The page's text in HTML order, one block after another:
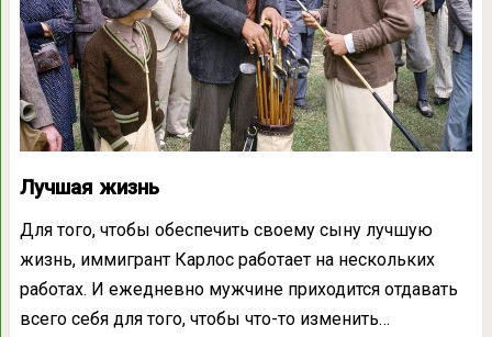
Лучшая жизнь
Для того, чтобы обеспечить своему сыну лучшую
жизнь, иммигрант Карлос работает на нескольких
работах. И ежедневно мужчине приходится отдавать
всего себя для того, чтобы что-то изменить…